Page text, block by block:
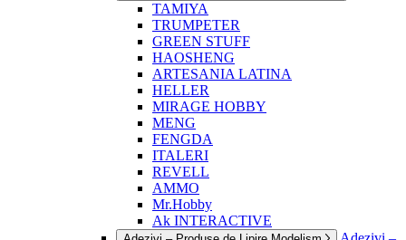
TAMIYA
TRUMPETER
GREEN STUFF
HAOSHENG
ARTESANIA LATINA
HELLER
MIRAGE HOBBY
MENG
FENGDA
ITALERI
REVELL
AMMO
Mr.Hobby
Ak INTERACTIVE